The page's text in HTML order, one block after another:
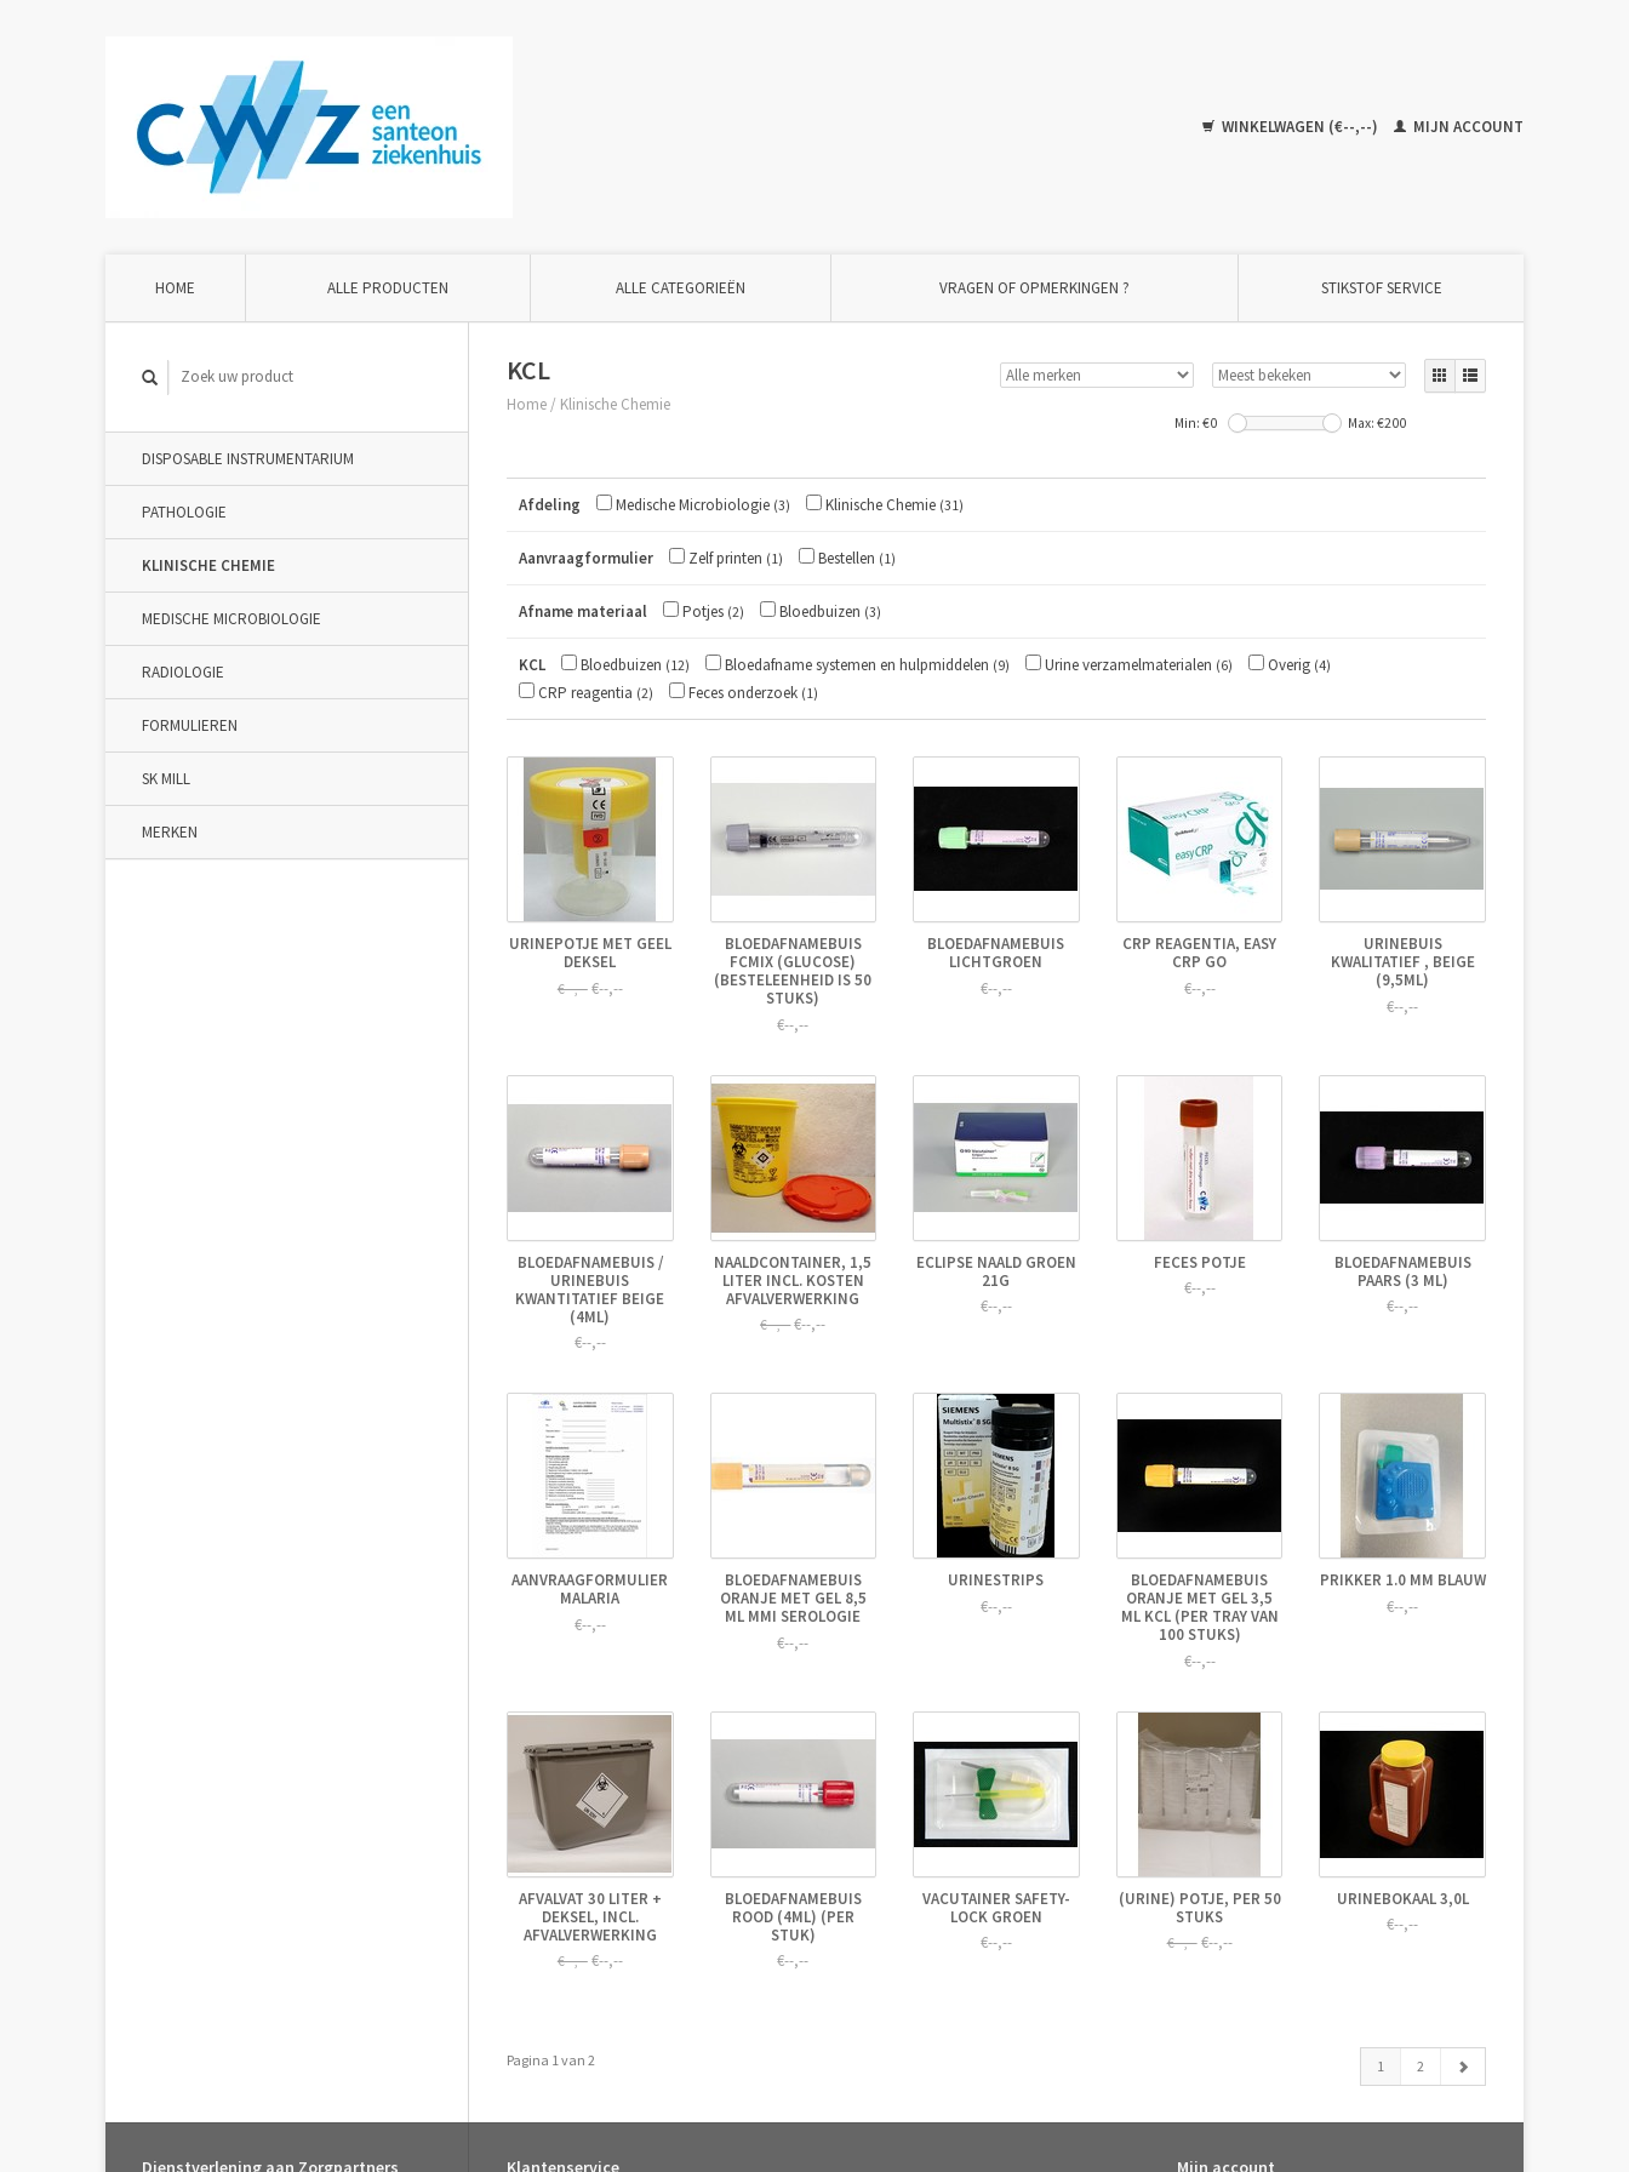
WINKELWAGEN (€--,--) MIJN ACCOUNT
HOME ALLE PRODUCTEN ALLE CATEGORIEËN VRAGEN OF OPMERKINGEN ? STIKSTOF SERVICE
DISPOSABLE INSTRUMENTARIUM
PATHOLOGIE
KLINISCHE CHEMIE
MEDISCHE MICROBIOLOGIE
RADIOLOGIE
FORMULIEREN
SK MILL
MERKEN
KCL
Home / Klinische Chemie
Min: €0 Max: €200
Afdeling Medische Microbiologie (3) Klinische Chemie (31)
Aanvraagformulier Zelf printen (1) Bestellen (1)
Afname materiaal Potjes (2) Bloedbuizen (3)
KCL Bloedbuizen (12) Bloedafname systemen en hulpmiddelen (9) Urine verzamelmaterialen (6) Overig (4)
CRP reagentia (2) Feces onderzoek (1)
URINEPOTJE MET GEEL
DEKSEL
€--,--€--,--
BLOEDAFNAMEBUIS
FCMIX (GLUCOSE)
(BESTELEENHEID IS 50
STUKS)
€--,--
BLOEDAFNAMEBUIS
LICHTGROEN
€--,--
CRP REAGENTIA, EASY
CRP GO
€--,--
URINEBUIS
KWALITATIEF , BEIGE
(9,5ML)
€--,--
BLOEDAFNAMEBUIS /
URINEBUIS
KWANTITATIEF BEIGE
(4ML)
€--,--
NAALDCONTAINER, 1,5
LITER INCL. KOSTEN
AFVALVERWERKING
€--,--€--,--
ECLIPSE NAALD GROEN
21G
€--,--
FECES POTJE
€--,--
BLOEDAFNAMEBUIS
PAARS (3 ML)
€--,--
AANVRAAGFORMULIER
MALARIA
€--,--
BLOEDAFNAMEBUIS
ORANJE MET GEL 8,5
ML MMI SEROLOGIE
€--,--
URINESTRIPS
€--,--
BLOEDAFNAMEBUIS
ORANJE MET GEL 3,5
ML KCL (PER TRAY VAN
100 STUKS)
€--,--
PRIKKER 1.0 MM BLAUW
€--,--
AFVALVAT 30 LITER +
DEKSEL, INCL.
AFVALVERWERKING
€--,--€--,--
BLOEDAFNAMEBUIS
ROOD (4ML) (PER
STUK)
€--,--
VACUTAINER SAFETY-
LOCK GROEN
€--,--
(URINE) POTJE, PER 50
STUKS
€--,--€--,--
URINEBOKAAL 3,0L
€--,--
Pagina 1 van 2 1 2
Dienstverlening aan Zorgpartners Klantenservice Mijn account